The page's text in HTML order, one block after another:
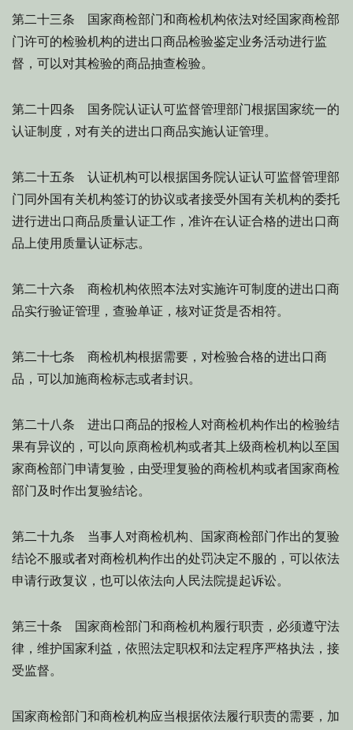
第二十三条 国家商检部门和商检机构依法对经国家商检部
门许可的检验机构的进出口商品检验鉴定业务活动进行监
督，可以对其检验的商品抽查检验。
第二十四条 国务院认证认可监督管理部门根据国家统一的
认证制度，对有关的进出口商品实施认证管理。
第二十五条 认证机构可以根据国务院认证认可监督管理部
门同外国有关机构签订的协议或者接受外国有关机构的委托
进行进出口商品质量认证工作，准许在认证合格的进出口商
品上使用质量认证标志。
第二十六条 商检机构依照本法对实施许可制度的进出口商
品实行验证管理，查验单证，核对证货是否相符。
第二十七条 商检机构根据需要，对检验合格的进出口商
品，可以加施商检标志或者封识。
第二十八条 进出口商品的报检人对商检机构作出的检验结
果有异议的，可以向原商检机构或者其上级商检机构以至国
家商检部门申请复验，由受理复验的商检机构或者国家商检
部门及时作出复验结论。
第二十九条 当事人对商检机构、国家商检部门作出的复验
结论不服或者对商检机构作出的处罚决定不服的，可以依法
申请行政复议，也可以依法向人民法院提起诉讼。
第三十条 国家商检部门和商检机构履行职责，必须遵守法
律，维护国家利益，依照法定职权和法定程序严格执法，接
受监督。
国家商检部门和商检机构应当根据依法履行职责的需要，加